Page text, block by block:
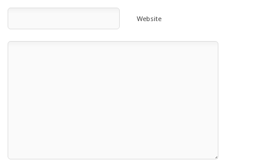
Website